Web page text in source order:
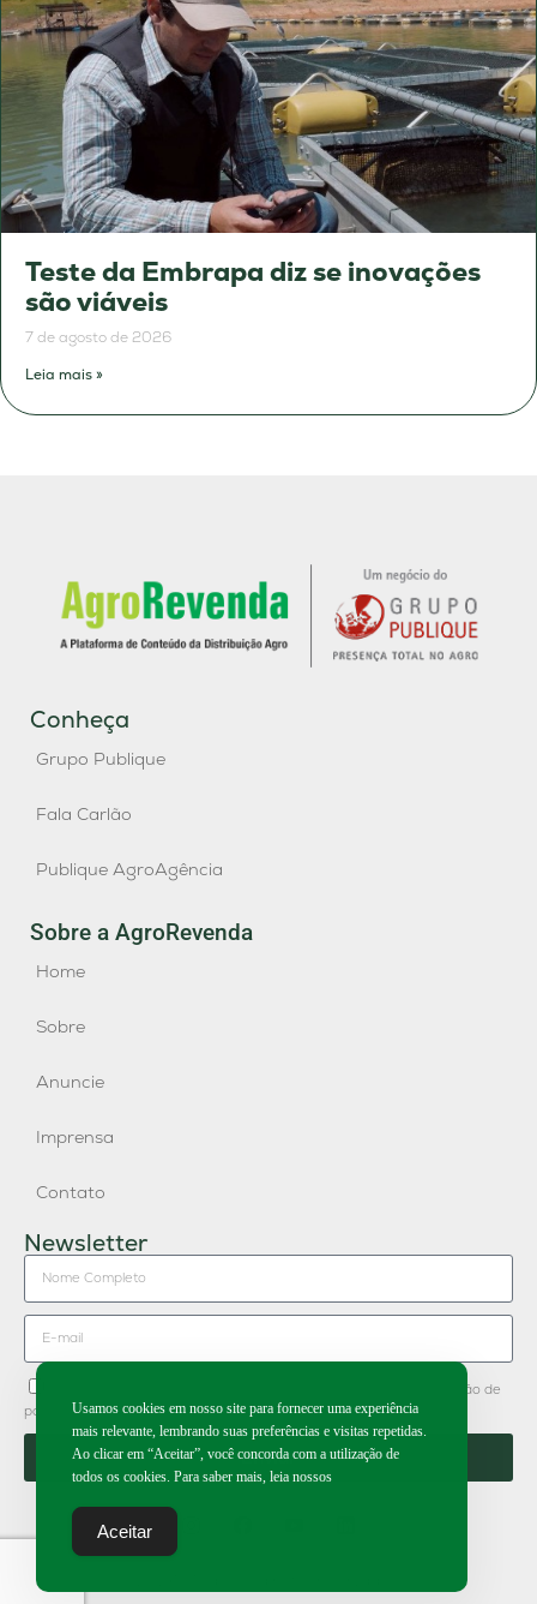
Teste da Embrapa diz se inovações
são viáveis
7 de agosto de 2026
Leia mais »
Conheça
Grupo Publique
Fala Carlão
Publique AgroAgência
Sobre a AgroRevenda
Home
Sobre
Anuncie
Imprensa
Contato
Newsletter
Concordo em receber newsletter do Grupo Publique e divulgação de
parceiros.
Enviar
Usamos cookies em nosso site para fornecer uma experiência
mais relevante, lembrando suas preferências e visitas repetidas.
Ao clicar em “Aceitar”, você concorda com a utilização de
todos os cookies. Para saber mais, leia nossos
Aceitar